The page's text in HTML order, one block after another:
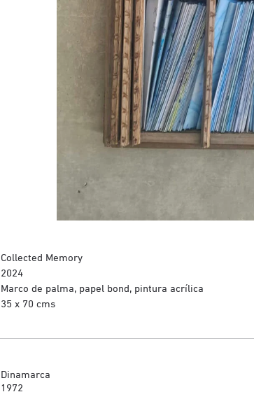
Collected Memory
2024
Marco de palma, papel bond, pintura acrílica
35 x 70 cms
Dinamarca
1972